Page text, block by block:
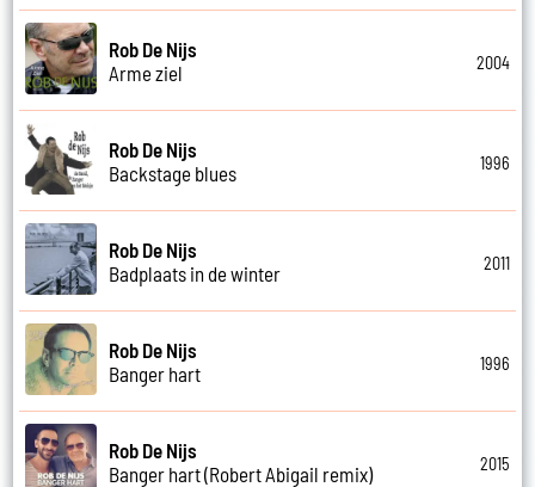
Rob De Nijs
Arme ziel
2004
Rob De Nijs
Backstage blues
1996
Rob De Nijs
Badplaats in de winter
2011
Rob De Nijs
Banger hart
1996
Rob De Nijs
Banger hart (Robert Abigail remix)
2015